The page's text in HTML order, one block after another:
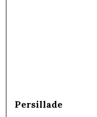
Persillade